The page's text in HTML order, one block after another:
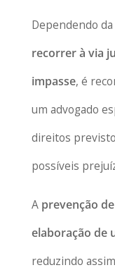
Dependendo
recorrer à via
impasse, é
um advogado
direitos
possíveis
A prevenção
elaboração de
reduzindo